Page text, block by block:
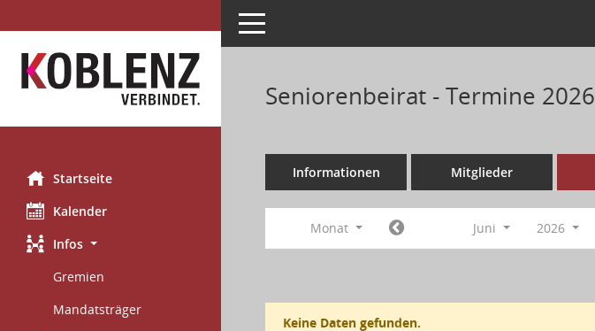
Startseite
Kalender
Infos
Gremien
Mandatsträger
Toggle navigation
Seniorenbeirat - Termine 2026
Informationen Mitglieder
Monat Juni 2026
Keine Daten gefunden.